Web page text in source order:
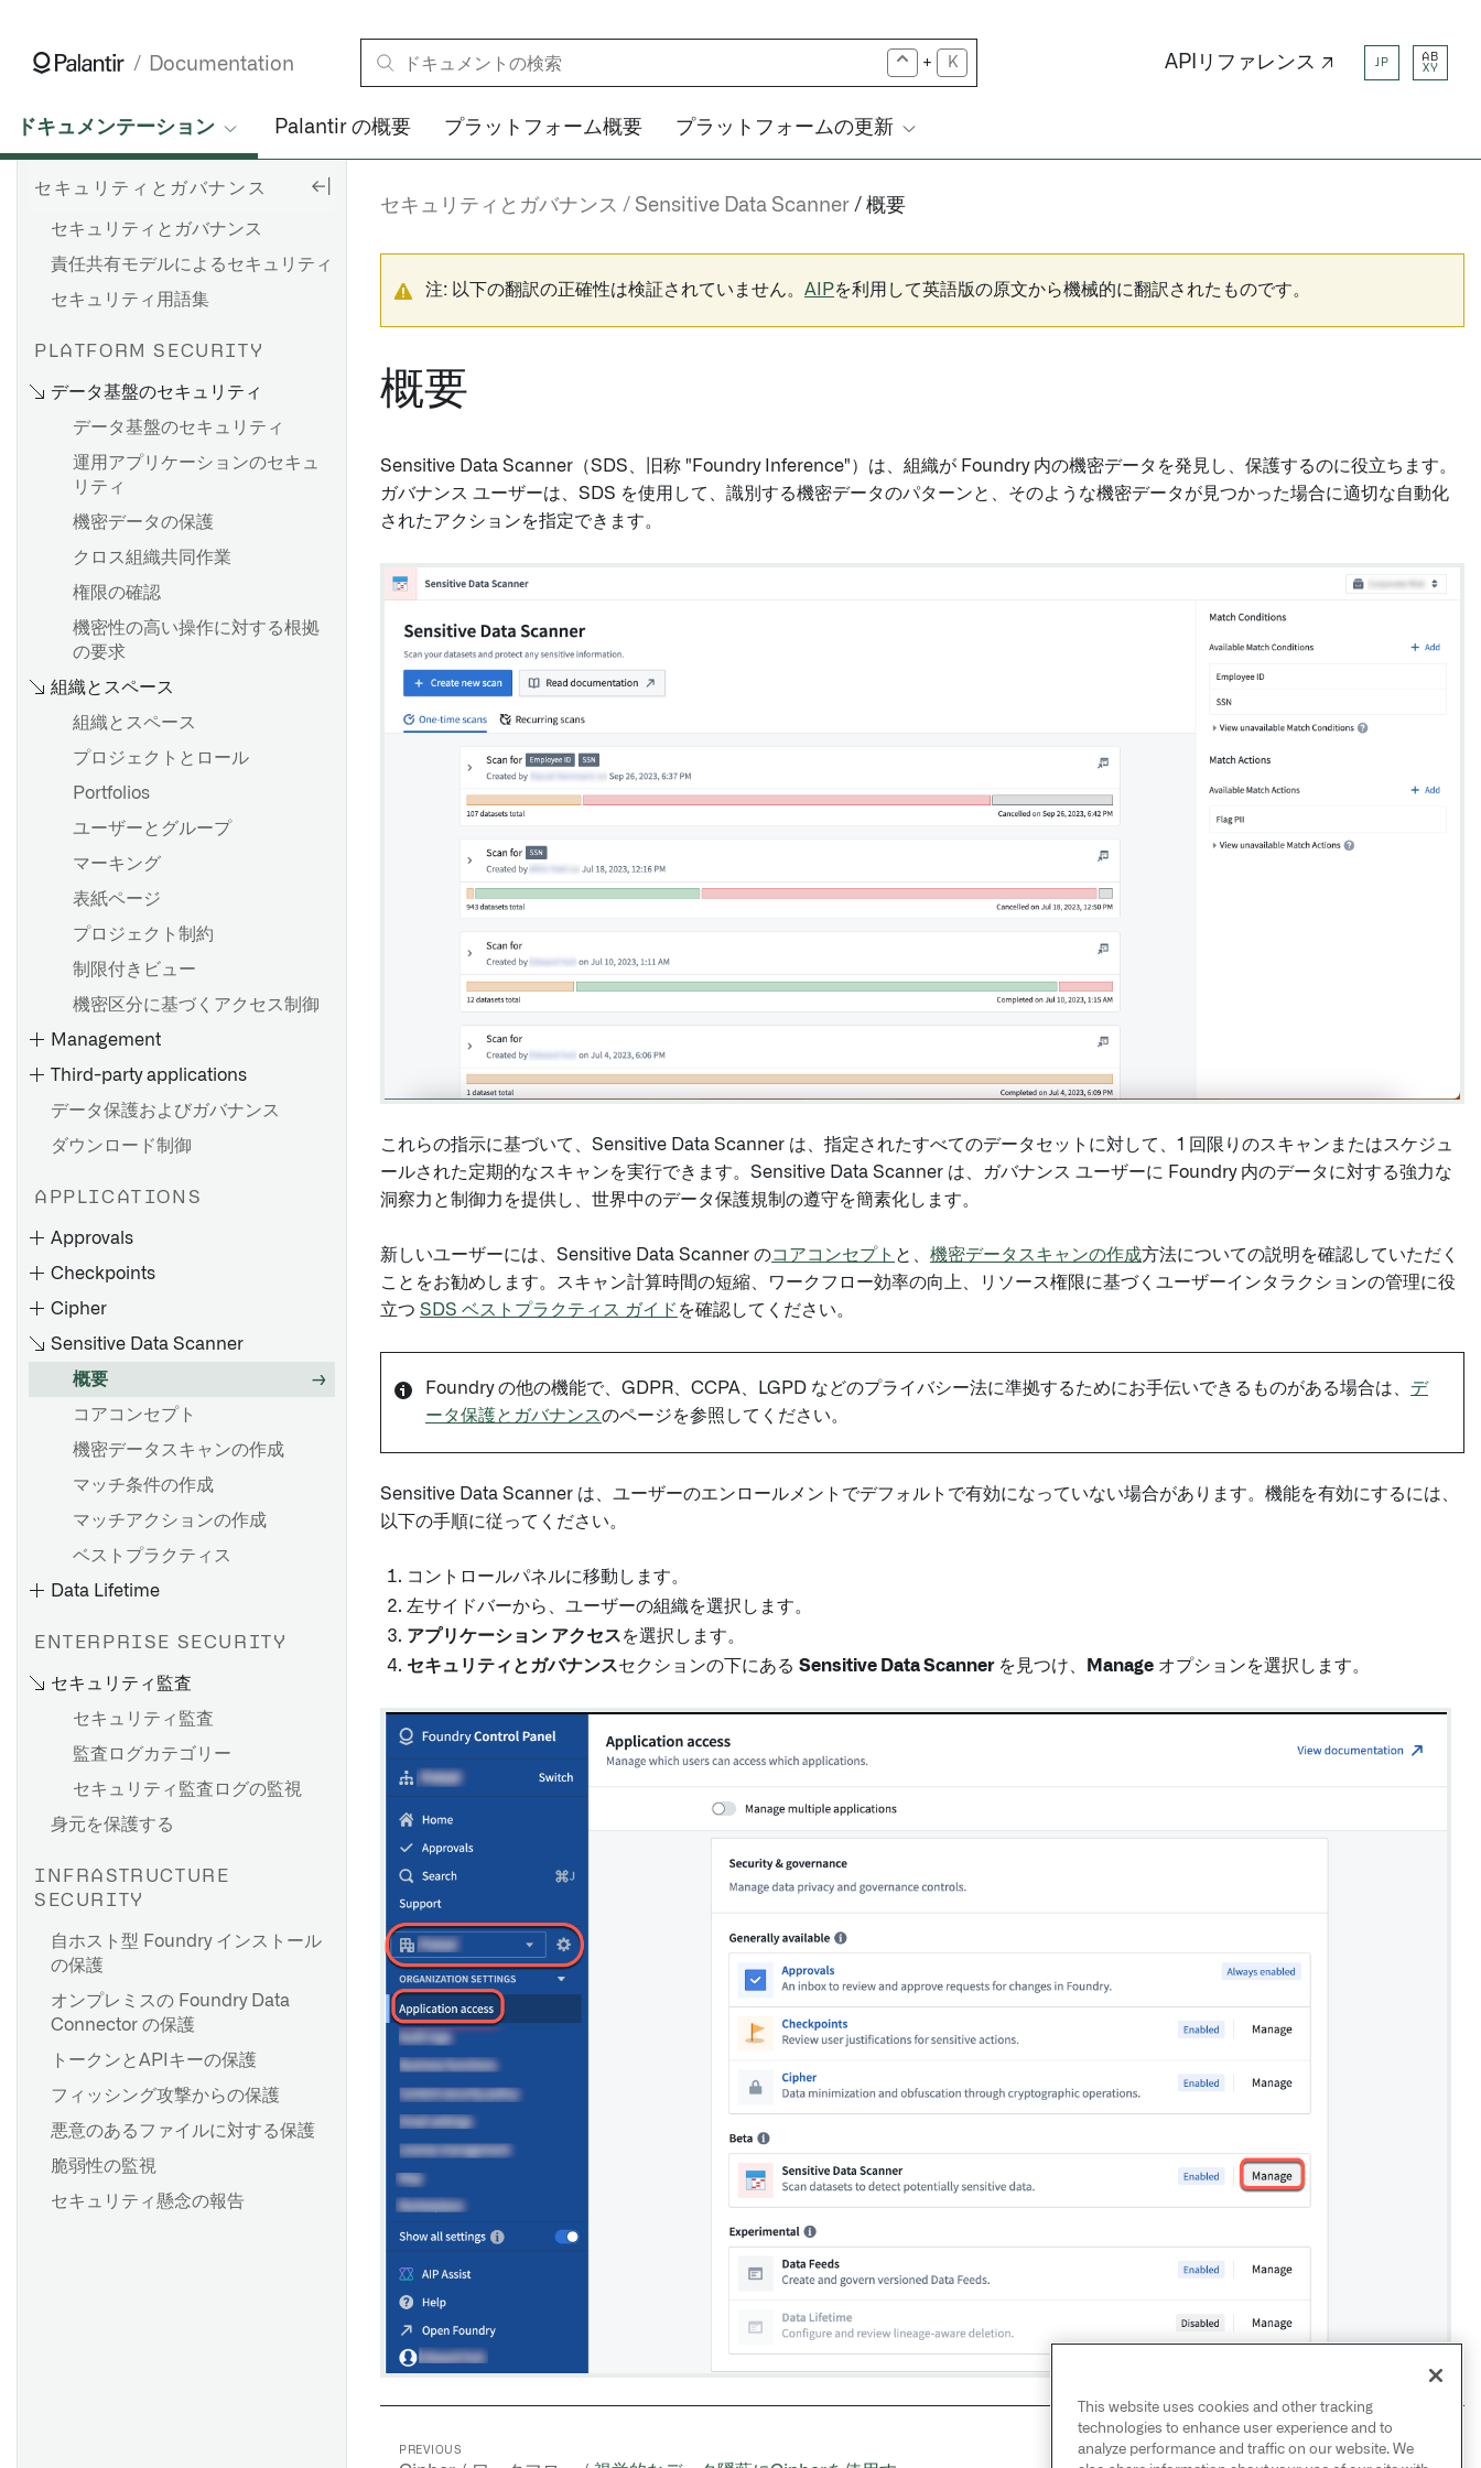
Documentation + K APIリファレンス ↗ JP
AB
XY
ドキュメンテーション Palantir の概要 プラットフォーム概要 プラットフォームの更新
セキュリティとガバナンス
セキュリティとガバナンス
責任共有モデルによるセキュリティ
セキュリティ用語集
PLATFORM SECURITY
データ基盤のセキュリティ
データ基盤のセキュリティ
運用アプリケーションのセキュ
リティ
機密データの保護
クロス組織共同作業
権限の確認
機密性の高い操作に対する根拠
の要求
組織とスペース
組織とスペース
プロジェクトとロール
Portfolios
ユーザーとグループ
マーキング
表紙ページ
プロジェクト制約
制限付きビュー
機密区分に基づくアクセス制御
Management
Third-party applications
データ保護およびガバナンス
ダウンロード制御
APPLICATIONS
Approvals
Checkpoints
Cipher
データセットの列にCipher操
作を適用する
Foundry アプリケーションで
個々の値を復号化する
リソースを追加する [ベータ]
視覚的なデータ隠蔽にCipher
を使用する
Sensitive Data Scanner
概要
コアコンセプト
機密データスキャンの作成
マッチ条件の作成
マッチアクションの作成
ベストプラクティス
Data Lifetime
削除ポリシーの影響
データセットの削除ポリシー
を作成する
ポリシーの操作履歴を表示す
ポリシーの上書きを作成する
FAQ
ENTERPRISE SECURITY
セキュリティ監査
セキュリティ監査
監査ログカテゴリー
セキュリティ監査ログの監視
身元を保護する
INFRASTRUCTURE
SECURITY
自ホスト型 Foundry インストール
の保護
オンプレミスの Foundry Data
Connector の保護
トークンとAPIキーの保護
フィッシング攻撃からの保護
悪意のあるファイルに対する保護
脆弱性の監視
セキュリティ懸念の報告
セキュリティとガバナンス Sensitive Data Scanner 概要
注: 以下の翻訳の正確性は検証されていません。 AIPを利用して英語版の原文から機械的に翻訳されたものです。
概要
Sensitive Data Scanner（SDS、旧称 "Foundry Inference"）は、組織が Foundry 内の機密データを発見し、保護するのに役立ちます。
ガバナンス ユーザーは、SDS を使用して、識別する機密データのパターンと、そのような機密データが見つかった場合に適切な自動化
されたアクションを指定できます。
これらの指示に基づいて、Sensitive Data Scanner は、指定されたすべてのデータセットに対して、1 回限りのスキャンまたはスケジュ
ールされた定期的なスキャンを実行できます。Sensitive Data Scanner は、ガバナンス ユーザーに Foundry 内のデータに対する強力な
洞察力と制御力を提供し、世界中のデータ保護規制の遵守を簡素化します。
新しいユーザーには、Sensitive Data Scanner のコアコンセプト と、 機密データスキャンの作成方法についての説明を確認していただく
ことをお勧めします。スキャン計算時間の短縮、ワークフロー効率の向上、リソース権限に基づくユーザーインタラクションの管理に役
立つ SDS ベストプラクティス ガイド を確認してください。
Foundry の他の機能で、GDPR、CCPA、LGPD などのプライバシー法に準拠するためにお手伝いできるものがある場合は、 デ
ータ保護とガバナンスのページを参照してください。
Sensitive Data Scanner は、ユーザーのエンロールメントでデフォルトで有効になっていない場合があります。機能を有効にするには、
以下の手順に従ってください。
コントロールパネルに移動します。
左サイドバーから、ユーザーの組織を選択します。
アプリケーション アクセスを選択します。
セキュリティとガバナンスセクションの下にある Sensitive Data Scannerを見つけ、 Manage オプションを選択します。
PREVIOUS
NEXT
This website uses cookies and other tracking
technologies to enhance user experience and to
analyze performance and traffic on our website. We